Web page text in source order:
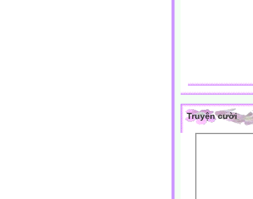
Truyện cười